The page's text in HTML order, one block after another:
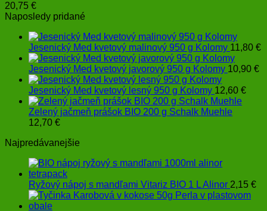
20,75 €
Naposledy pridané
Jesenický Med kvetový malinový 950 g Kolomy 11,80 €
Jesenický Med kvetový javorový 950 g Kolomy 10,90 €
Jesenický Med kvetový lesný 950 g Kolomy 12,60 €
Zelený jačmeň prášok BIO 200 g Schalk Muehle
12,70 €
Najpredávanejšie
Ryžový nápoj s mandľami Vitariz BIO 1 L Alinor 2,15 €